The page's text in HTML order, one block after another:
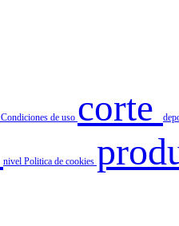
Condiciones de uso corte
nivel Politica de cookies